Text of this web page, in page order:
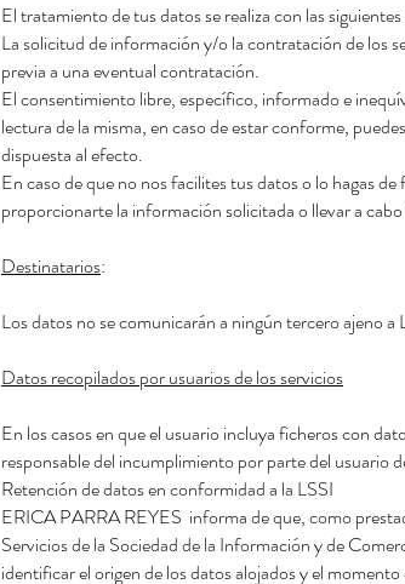
El tratamiento de tus datos se realiza con las
La solicitud de información y/o la contratación de los
previa a una eventual contratación.
El consentimiento libre, específico, informado e
lectura de la misma, en caso de estar conforme,
dispuesta al efecto.
En caso de que no nos facilites tus datos o lo hagas
proporcionarte la información solicitada o llevar a
Destinatarios:
Los datos no se comunicarán a ningún tercero ajeno a
Datos recopilados por usuarios de los servicios
En los casos en que el usuario incluya ficheros con
responsable del incumplimiento por parte del usuario
Retención de datos en conformidad a la LSSI
ERICA PARRA REYES informa de que, como
Servicios de la Sociedad de la Información y de
identificar el origen de los datos alojados y el